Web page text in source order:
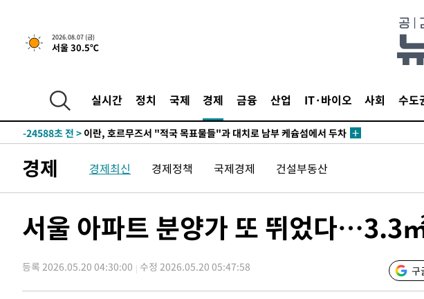
2026.08.07 (금)
서울 30.5℃
실시간 정치 국제 경제 금융 산업 IT·바이오 사회 수도
-30326초 전 >
시리아 다마스쿠스 교외에서 미니버스 폭발.. 14명 부상, 3명은 중
-29624초 전 >
-24588초 전 > 이란, 호르무즈서 "적국 목표물들"과 대치로 남부 케슘섬에서 두차
발효
-21454초 전 >
[속보]트럼프, 美 원정출산 금지 행정명령 서명
-19154초 전 >[속보] 뉴욕증시, 일제 하락 마감…나스닥 0.06%↓
태
-29644초 전 >입추에도 극한더위…서울 낮 39도 '폭염중대경보'
례 큰 폭발음
-23323초 전 >[속보]美, 폴리실리콘 수입 규제…파생제품 15% 관세, 120일 후
-21474초 전 >[속보]트럼프, 美 원정출산 금지 행정명령 서명
경제 경제최신 경제정책 국제경제 건설부동산
서울 아파트 분양가 또 뛰었다…3.3
등록 2026.05.20 04:30:00 수정 2026.05.20 05:47:58 구